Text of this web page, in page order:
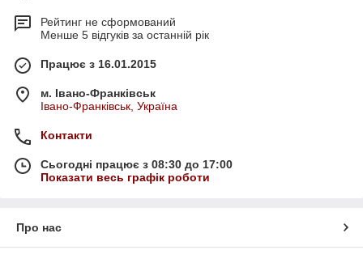
Рейтинг не сформований
Менше 5 відгуків за останній рік
Працює з 16.01.2015
м. Івано-Франківськ
Івано-Франківськ, Україна
Контакти
Сьогодні працює з 08:30 до 17:00
Показати весь графік роботи
Про нас